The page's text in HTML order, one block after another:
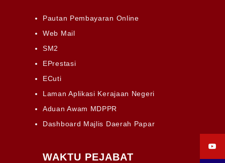
Pautan Pembayaran Online
Web Mail
SM2
EPrestasi
ECuti
Laman Aplikasi Kerajaan Negeri
Aduan Awam MDPPR
Dashboard Majlis Daerah Papar
WAKTU PEJABAT